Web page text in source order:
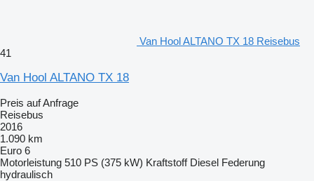
Van Hool ALTANO TX 18 Reisebus
41
Van Hool ALTANO TX 18
Preis auf Anfrage
Reisebus
2016
1.090 km
Euro 6
Motorleistung 510 PS (375 kW) Kraftstoff Diesel Federung
hydraulisch